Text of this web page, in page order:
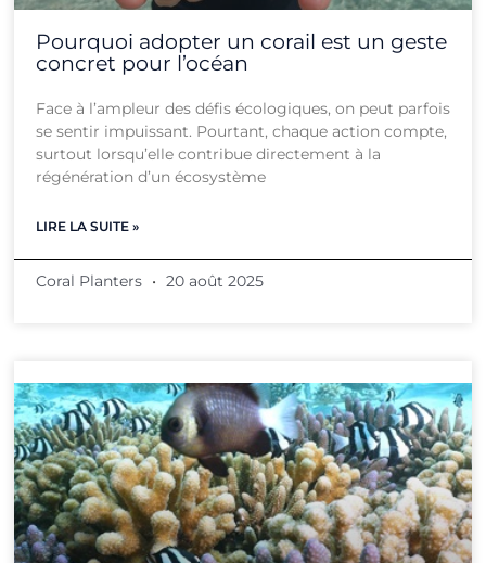
Pourquoi adopter un corail est un geste
concret pour l’océan
Face à l’ampleur des défis écologiques, on peut parfois
se sentir impuissant. Pourtant, chaque action compte,
surtout lorsqu’elle contribue directement à la
régénération d’un écosystème
LIRE LA SUITE »
Coral Planters 20 août 2025